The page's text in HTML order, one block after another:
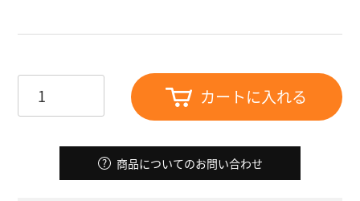
カートに入れる
商品についてのお問い合わせ